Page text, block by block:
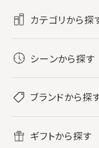
カテゴリから探
レディース香水
メンズ香水
ボディミスト・ス
バス・ボディケア
すべてのバス・ボ
ボディ・ハンドク
入浴剤
ホームフレグラン
ルームフレグラン
シーンから探す
リフレッシュしたい
ブランドから探
ギフトから探す